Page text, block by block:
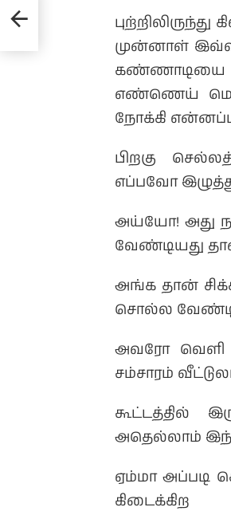
முன்னாள்
கண்ணாடியை
எண்ணெய்
நோக்கி
பிறகு
எப்பவோ
அய்யோ! அது
வேண்டியது
அங்க தான்
சொல்ல
அவரோ வெளி
சம்சாரம்
கூட்டத்தில்
அதெல்லாம்
ஏம்மா அப்படி
கிடைக்கிற
–